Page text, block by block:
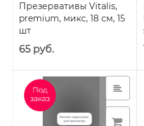
Презервативы Vitalis,
premium, микс, 18 см, 15
шт
65 руб.